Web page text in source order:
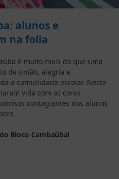
alunos e
na folia
é muito mais do que uma
de união, alegria e
a comunidade escolar. Neste
vida com as cores
contagiantes dos alunos
Bloco Cambaúba!